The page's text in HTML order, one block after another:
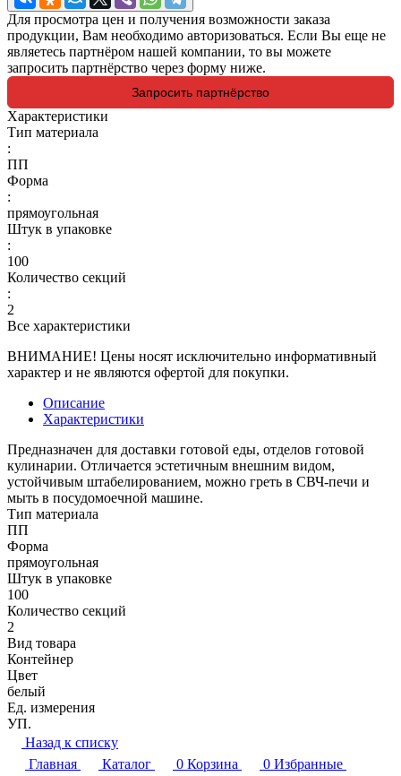
Для просмотра цен и получения возможности заказа
продукции, Вам необходимо авторизоваться. Если Вы еще не
являетесь партнёром нашей компании, то вы можете
запросить партнёрство через форму ниже.
Запросить партнёрство
Характеристики
Тип материала
:
ПП
Форма
:
прямоугольная
Штук в упаковке
:
100
Количество секций
:
2
Все характеристики
ВНИМАНИЕ! Цены носят исключительно информативный
характер и не являются офертой для покупки.
Описание
Характеристики
Предназначен для доставки готовой еды, отделов готовой
кулинарии. Отличается эстетичным внешним видом,
устойчивым штабелированием, можно греть в СВЧ-печи и
мыть в посудомоечной машине.
Тип материала
ПП
Форма
прямоугольная
Штук в упаковке
100
Количество секций
2
Вид товара
Контейнер
Цвет
белый
Ед. измерения
УП.
Назад к списку
Главная
Каталог 0 Корзина 0 Избранные